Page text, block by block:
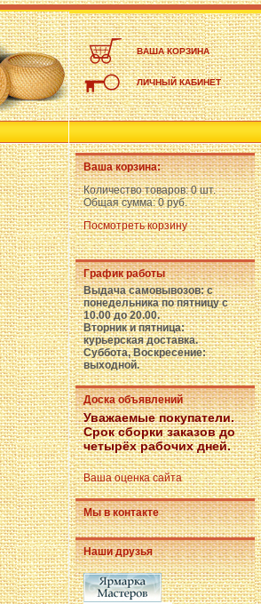
ВАША КОРЗИНА
ЛИЧНЫЙ КАБИНЕТ
Ваша корзина:
Количество товаров:0 шт.
Общая сумма:0 руб.
Посмотреть корзину
График работы
Выдача самовывозов: с
понедельника по пятницу с
10.00 до 20.00.
Вторник и пятница:
курьерская доставка.
Суббота, Воскресение:
выходной.
Доска объявлений
Уважаемые покупатели.
Срок сборки заказов до
четырёх рабочих дней.
Ваша оценка сайта
Мы в контакте
Наши друзья